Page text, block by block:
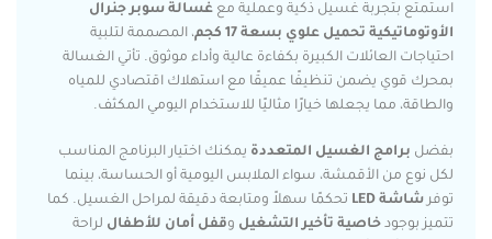
استمتع بتجربة غسيل ذكية وعملية مع غسالة سوبر جنرال
الأوتوماتيكية تحميل علوي بسعة 17 كجم
، المصممة لتلبية
احتياجات العائلات الكبيرة بكفاءة عالية وأداء موثوق. تأتي الغسالة
بمحرك قوي يضمن تنظيفًا عميقًا مع استهلاك اقتصادي للمياه
والطاقة، مما يجعلها خيارًا مثاليًا للاستخدام اليومي المكثف.
بفضل برامج الغسيل المتعددة يمكنك اختيار البرنامج المناسب
لكل نوع من الأقمشة، سواء الملابس اليومية أو الحساسة، بينما
توفر شاشة LED
تحكمًا سهلاً ومتابعة دقيقة لمراحل الغسيل. كما
تتميز بوجود خاصية تأخير التشغيل وقفل أمان للأطفال لراحة